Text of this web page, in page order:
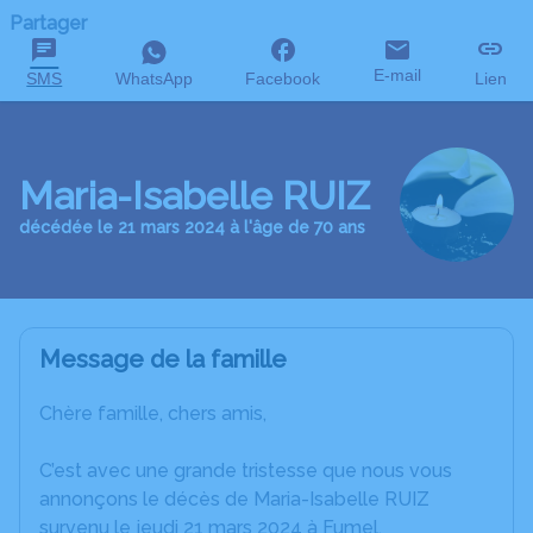
Partager
SMS WhatsApp Facebook E-mail Lien
Maria-Isabelle RUIZ
décédée le 21 mars 2024 à l'âge de 70 ans
Message de la famille
Chère famille, chers amis,
C’est avec une grande tristesse que nous vous
annonçons le décès de Maria-Isabelle RUIZ
survenu le jeudi 21 mars 2024 à Fumel.